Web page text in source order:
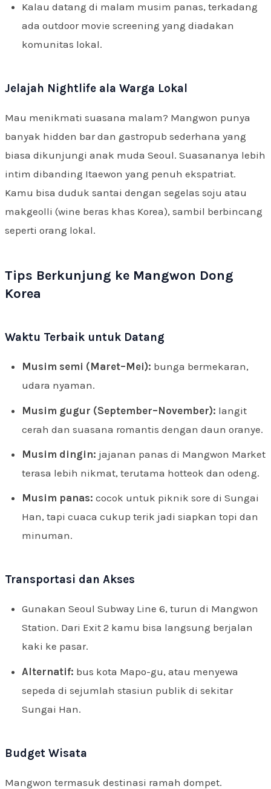
Kalau datang di malam musim panas, terkadang
ada outdoor movie screening yang diadakan
komunitas lokal.
Jelajah Nightlife ala Warga Lokal
Mau menikmati suasana malam? Mangwon punya
banyak hidden bar dan gastropub sederhana yang
biasa dikunjungi anak muda Seoul. Suasananya lebih
intim dibanding Itaewon yang penuh ekspatriat.
Kamu bisa duduk santai dengan segelas soju atau
makgeolli (wine beras khas Korea), sambil berbincang
seperti orang lokal.
Tips Berkunjung ke Mangwon Dong
Korea
Waktu Terbaik untuk Datang
Musim semi (Maret–Mei): bunga bermekaran,
udara nyaman.
Musim gugur (September–November): langit
cerah dan suasana romantis dengan daun oranye.
Musim dingin: jajanan panas di Mangwon Market
terasa lebih nikmat, terutama hotteok dan odeng.
Musim panas: cocok untuk piknik sore di Sungai
Han, tapi cuaca cukup terik jadi siapkan topi dan
minuman.
Transportasi dan Akses
Gunakan Seoul Subway Line 6, turun di Mangwon
Station. Dari Exit 2 kamu bisa langsung berjalan
kaki ke pasar.
Alternatif: bus kota Mapo-gu, atau menyewa
sepeda di sejumlah stasiun publik di sekitar
Sungai Han.
Budget Wisata
Mangwon termasuk destinasi ramah dompet.